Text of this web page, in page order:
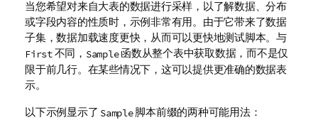
当您希望对来自大表的数据进行采样，以了解数据、分布
或字段内容的性质时，示例非常有用。由于它带来了数据
子集，数据加载速度更快，从而可以更快地测试脚本。与
First不同， Sample函数从整个表中获取数据，而不是仅
限于前几行。在某些情况下，这可以提供更准确的数据表
示。
以下示例显示了 Sample脚本前缀的两种可能用法：